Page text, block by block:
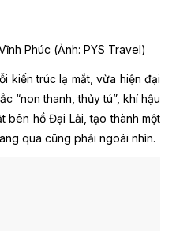
Phúc (Ảnh: PYS Travel)
kiến trúc lạ mắt, vừa hiện đại
“non thanh, thủy tú”, khí hậu
bên hồ Đại Lải, tạo thành một
qua cũng phải ngoái nhìn.